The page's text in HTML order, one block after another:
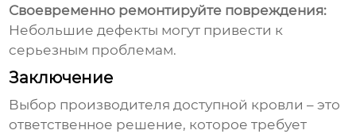
Своевременно ремонтируйте повреждения:
Небольшие дефекты могут привести к
серьезным проблемам.
Заключение
Выбор производителя доступной кровли – это
ответственное решение, которое требует